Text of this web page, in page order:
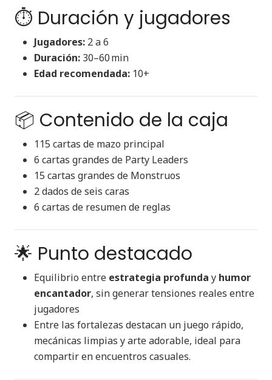
⏱️ Duración y jugadores
Jugadores: 2 a 6
Duración: 30–60 min
Edad recomendada: 10+
📦 Contenido de la caja
115 cartas de mazo principal
6 cartas grandes de Party Leaders
15 cartas grandes de Monstruos
2 dados de seis caras
6 cartas de resumen de reglas
🌟 Punto destacado
Equilibrio entre estrategia profunda y humor
encantador, sin generar tensiones reales entre
jugadores
Entre las fortalezas destacan un juego rápido,
mecánicas limpias y arte adorable, ideal para
compartir en encuentros casuales.